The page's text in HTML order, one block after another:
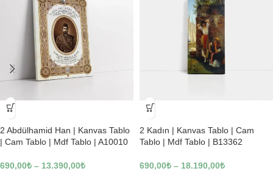
-23%
2 Abdülhamid Han | Kanvas Tablo
| Cam Tablo | Mdf Tablo | A10010
690,00₺ – 13.390,00₺
-23%
2 Kadın | Kanvas Tablo | Cam
Tablo | Mdf Tablo | B13362
690,00₺ – 18.190,00₺